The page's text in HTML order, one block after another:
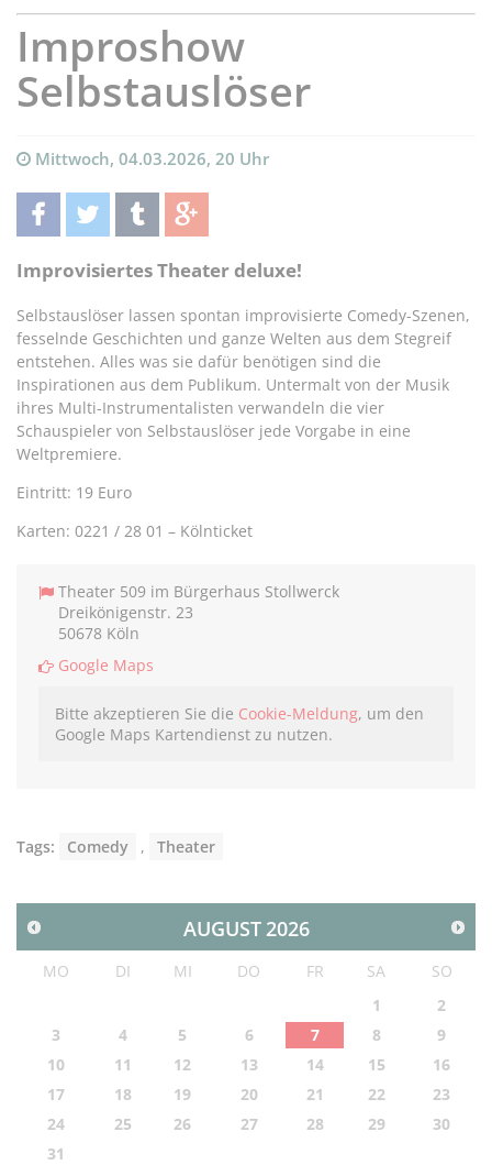
Improshow
Selbstauslöser
Mittwoch, 04.03.2026, 20 Uhr
teilen twittern teilen teilen
Improvisiertes Theater deluxe!
Selbstauslöser lassen spontan improvisierte Comedy-Szenen,
fesselnde Geschichten und ganze Welten aus dem Stegreif
entstehen. Alles was sie dafür benötigen sind die
Inspirationen aus dem Publikum. Untermalt von der Musik
ihres Multi-Instrumentalisten verwandeln die vier
Schauspieler von Selbstauslöser jede Vorgabe in eine
Weltpremiere.
Eintritt: 19 Euro
Karten: 0221 / 28 01 – Kölnticket
Theater 509 im Bürgerhaus Stollwerck
Dreikönigenstr. 23
50678 Köln
Google Maps
Bitte akzeptieren Sie die Cookie-Meldung, um den
Google Maps Kartendienst zu nutzen.
Tags: Comedy , Theater
AUGUST 2026
MO DI MI DO FR SA
SO
1
2
3
4 5 6 7 8
9
10
11 12 13 14 15
16
17
18 19 20 21 22
23
24
25 26 27 28 29
30
31